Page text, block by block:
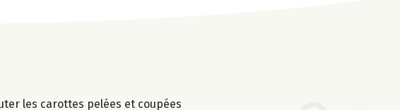
les carottes pelées et coupées